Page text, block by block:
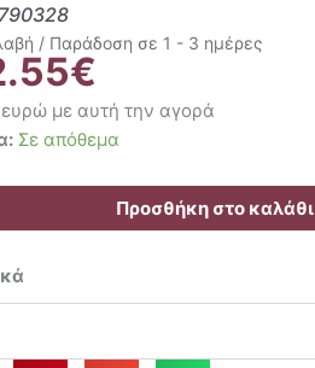
/ Παράδοση σε 1 - 3 ημέρες
€
τρέχουσα
τιμή
είναι:
62.55€.
ευρώ με αυτή την αγορά
Σε απόθεμα
Προσθήκη στο καλάθι